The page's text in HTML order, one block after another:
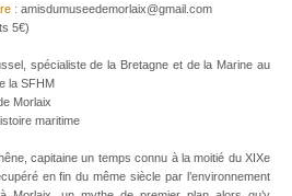
: amisdumuseedemorlaix@gmail.com
5€)
spécialiste de la Bretagne et de la Marine au
la SFHM
Morlaix
maritime
capitaine un temps connu à la moitié du XIXe
en fin du même siècle par l’environnement